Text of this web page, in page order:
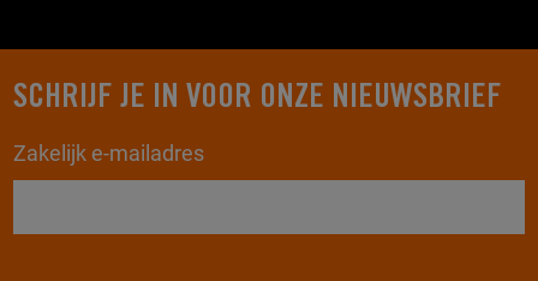
SCHRIJF JE IN VOOR ONZE NIEUWSBRIEF
Zakelijk e-mailadres